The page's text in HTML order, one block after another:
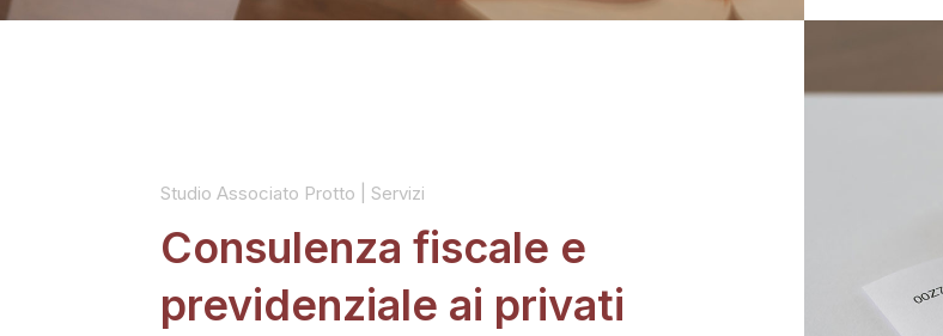
Studio Associato Protto | Servizi
Consulenza fiscale e
previdenziale ai privati